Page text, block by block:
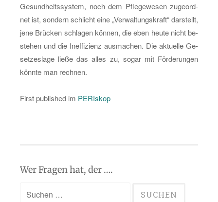
Ge­sund­heits­sys­tem, noch dem Pfle­ge­we­sen zu­ge­ord­
net ist, son­dern schlicht eine „Ver­wal­tungs­kraft“ dar­stellt,
jene Brü­cken schla­gen kön­nen, die eben heute nicht be­
ste­hen und die In­ef­fi­zi­enz aus­ma­chen. Die ak­tu­el­le Ge­
set­zes­la­ge ließe das alles zu, sogar mit För­de­run­gen
könn­te man rech­nen.
First pu­blis­hed im PE­RIskop
Wer Fragen hat, der ….
Suchen